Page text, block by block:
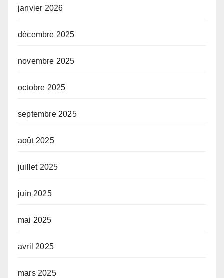
janvier 2026
décembre 2025
novembre 2025
octobre 2025
septembre 2025
août 2025
juillet 2025
juin 2025
mai 2025
avril 2025
mars 2025